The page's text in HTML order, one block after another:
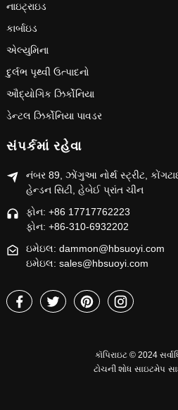
નાઇટ્રાઇડ
કાર્બાઇડ
એલ્યુમિના
દુર્લભ પૃથ્વી ઉત્પાદનો
ઔદ્યોગિક ઝિર્કોનિયા
ડેન્ટલ ઝિર્કોનિયા પાવડર
સંપર્કમાં રહેવા
નંબર 89, ઝોંગુઆ નોર્થ સ્ટ્રીટ,
હેન્ડન સિટી, હેબેઈ પ્રાંત ચીન
ફોન: +86 17717762223
ફોન: +86-310-6932202
ઇમેઇલ: dammon@hbsuoyi.com
ઇમેઇલ: sales@hbsuoyi.com
કૉપિરાઇટ © 2024
ટોચની શોધ સાઇટમેપ